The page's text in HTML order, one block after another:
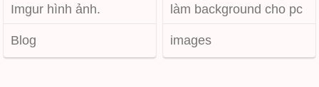
Imgur hình ảnh.
Blog
làm background cho pc
laptop
images